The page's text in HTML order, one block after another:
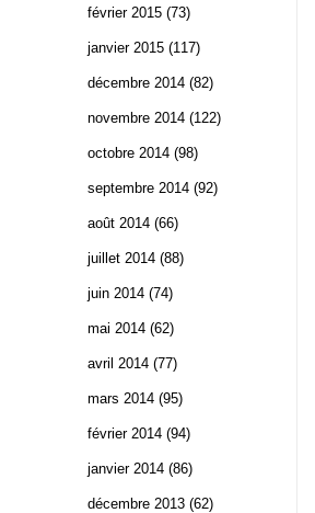
février 2015 (73)
janvier 2015 (117)
décembre 2014 (82)
novembre 2014 (122)
octobre 2014 (98)
septembre 2014 (92)
août 2014 (66)
juillet 2014 (88)
juin 2014 (74)
mai 2014 (62)
avril 2014 (77)
mars 2014 (95)
février 2014 (94)
janvier 2014 (86)
décembre 2013 (62)